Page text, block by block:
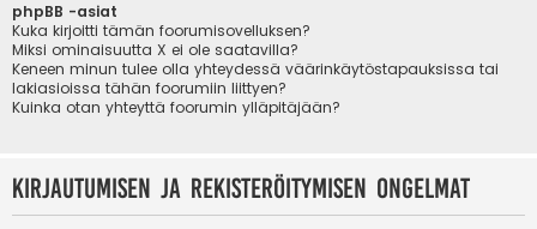
phpBB -asiat
Kuka kirjoitti tämän foorumisovelluksen?
Miksi ominaisuutta X ei ole saatavilla?
Keneen minun tulee olla yhteydessä väärinkäytöstapauksissa tai
lakiasioissa tähän foorumiin liittyen?
Kuinka otan yhteyttä foorumin ylläpitäjään?
Kirjautumisen ja rekisteröitymisen ongelmat